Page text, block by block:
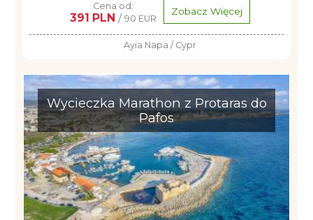
Cena od:
391 PLN / 90 EUR
Zobacz Więcej
Ayia Napa / Cypr
Wycieczka Marathon z Protaras do
Pafos